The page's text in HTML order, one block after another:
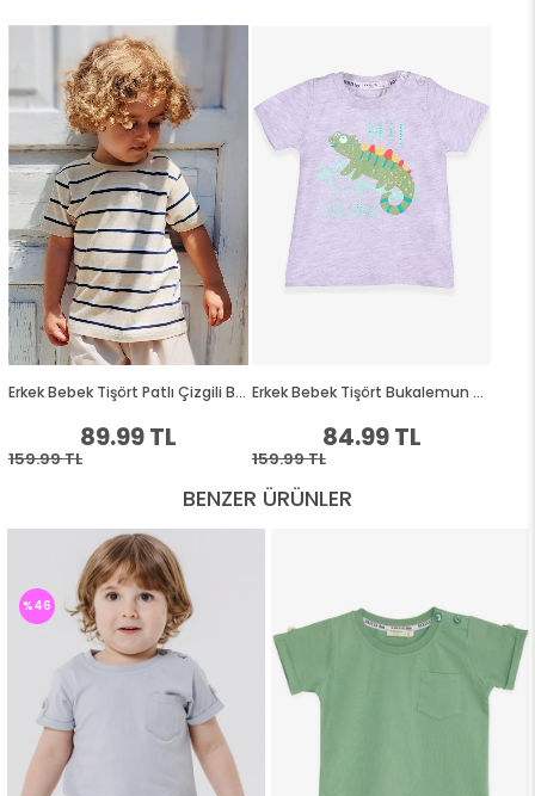
BENZER ÜRÜNLER
%46